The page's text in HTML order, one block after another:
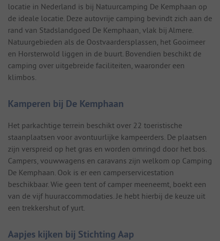
locatie in Nederland is bij Natuurcamping De Kemphaan op
de ideale locatie. Deze autovrije camping bevindt zich aan de
rand van Stadslandgoed De Kemphaan, vlak bij Almere.
Natuurgebieden als de Oostvaardersplassen, het Gooimeer
en Horsterwold liggen in de buurt. Bovendien beschikt de
camping over uitgebreide faciliteiten, waaronder een
klimbos.
Kamperen bij De Kemphaan
Het parkachtige terrein beschikt over 22 toeristische
staanplaatsen voor avontuurlijke kampeerders. De plaatsen
zijn verspreid op het gras en worden omringd door het bos.
Campers, vouwwagens en caravans zijn welkom op Camping
De Kemphaan. Ook is er een camperservicestation
beschikbaar. Wie geen tent of camper meeneemt, boekt een
van de vijf huuraccommodaties. Je hebt hierbij de keuze uit
een trekkershut of yurt.
Aapjes kijken bij Stichting Aap